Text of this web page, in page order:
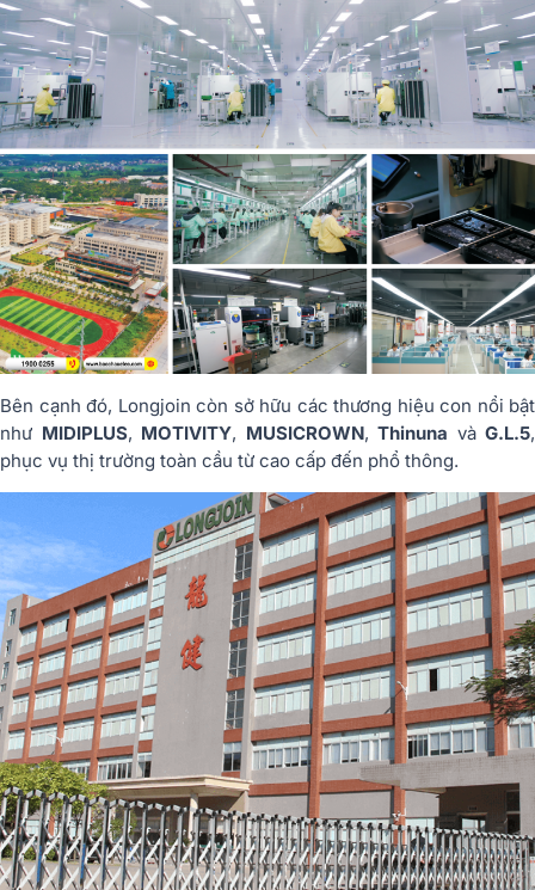
Bên cạnh đó, Longjoin còn sở hữu các thương hiệu con nổi bật
như MIDIPLUS, MOTIVITY, MUSICROWN, Thinuna và G.L.5,
phục vụ thị trường toàn cầu từ cao cấp đến phổ thông.